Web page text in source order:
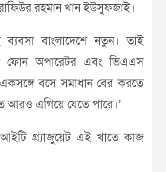
রহমান খান ইউসুফজাই।
বাংলাদেশে নতুন। তাই
ফোন অপারেটর এবং ভিএএস
বসে সমাধান বের করতে
আরও এগিয়ে যেতে পারে।’
আইটি গ্র্যাজুয়েট এই খাতে কাজ